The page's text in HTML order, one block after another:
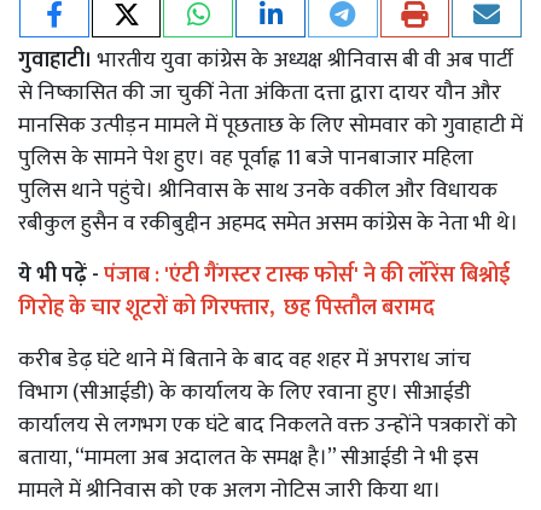
गुवाहाटी।भारतीय युवा कांग्रेस के अध्यक्ष श्रीनिवास बी वी अब पार्टी
से निष्कासित की जा चुकीं नेता अंकिता दत्ता द्वारा दायर यौन और
मानसिक उत्पीड़न मामले में पूछताछ के लिए सोमवार को गुवाहाटी में
पुलिस के सामने पेश हुए। वह पूर्वाह्न 11 बजे पानबाजार महिला
पुलिस थाने पहुंचे। श्रीनिवास के साथ उनके वकील और विधायक
रबीकुल हुसैन व रकीबुद्दीन अहमद समेत असम कांग्रेस के नेता भी थे।
ये भी पढ़ें -पंजाब : 'एंटी गैंगस्टर टास्क फोर्स' ने की लॉरेंस बिश्नोई
गिरोह के चार शूटरों को गिरफ्तार, छह पिस्तौल बरामद
करीब डेढ़ घंटे थाने में बिताने के बाद वह शहर में अपराध जांच
विभाग (सीआईडी) के कार्यालय के लिए रवाना हुए। सीआईडी
कार्यालय से लगभग एक घंटे बाद निकलते वक्त उन्होंने पत्रकारों को
बताया, “मामला अब अदालत के समक्ष है।” सीआईडी ने भी इस
मामले में श्रीनिवास को एक अलग नोटिस जारी किया था।